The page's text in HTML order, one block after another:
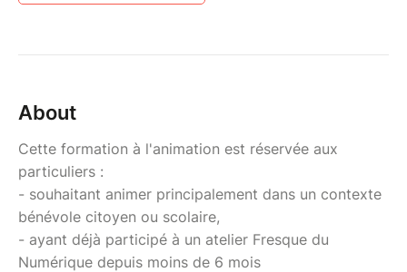
About
Cette formation à l'animation est réservée aux
particuliers :
- souhaitant animer principalement dans un contexte
bénévole citoyen ou scolaire,
- ayant déjà participé à un atelier Fresque du
Numérique depuis moins de 6 mois